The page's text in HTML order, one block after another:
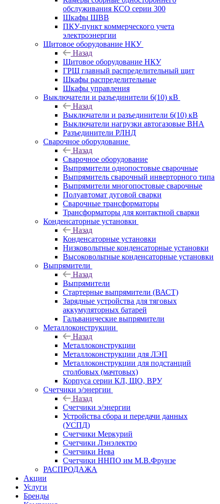
обслуживания КСО серии 300
Шкафы ШВВ
ПКУ-пункт коммерческого учета
электроэнергии
Щитовое оборудование НКУ
Назад
Щитовое оборудование НКУ
ГРЩ главный распределительный щит
Шкафы распределительные
Шкафы управления
Выключатели и разъединители 6(10) кВ
Назад
Выключатели и разъединители 6(10) кВ
Выключатели нагрузки автогазовые ВНА
Разъединители РЛНД
Сварочное оборудование
Назад
Сварочное оборудование
Выпрямители однопостовые сварочные
Выпрямитель сварочный инверторного типа
Выпрямители многопостовые сварочные
Полуавтомат дуговой сварки
Сварочные трансформаторы
Трансформаторы для контактной сварки
Конденсаторные установки
Назад
Конденсаторные установки
Низковольтные конденсаторные установки
Высоковольтные конденсаторные установки
Выпрямители
Назад
Выпрямители
Стартерные выпрямители (ВАСТ)
Зарядные устройства для тяговых
аккумуляторных батарей
Гальванические выпрямители
Металлоконструкции
Назад
Металлоконструкции
Металлоконструкции для ЛЭП
Металлоконструкции для подстанций
столбовых (мачтовых)
Корпуса серии КЛ, ЩО, ВРУ
Счетчики э/энергии
Назад
Счетчики э/энергии
Устройства сбора и передачи данных
(УСПД)
Счетчики Меркурий
Счетчики Лэнэлектро
Счетчики Нева
Счетчики ННПО им М.В.Фрунзе
РАСПРОДАЖА
Акции
Услуги
Бренды